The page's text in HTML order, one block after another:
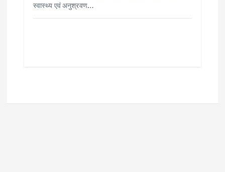
स्वास्थ्य एवं अनुश्रवण…